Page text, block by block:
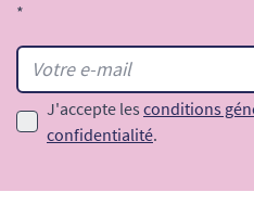
*
J'accepte les conditions
confidentialité.